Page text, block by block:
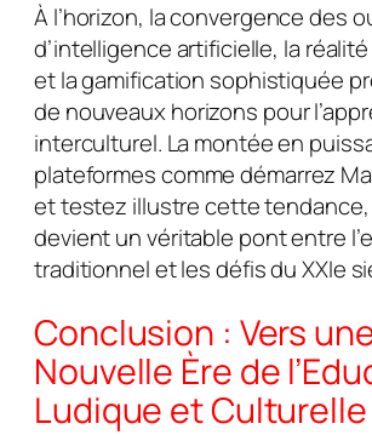
À l’horizon, la convergence des
d’intelligence artificielle, la
et la gamification sophistiquée
de nouveaux horizons pour
interculturel. La montée en
plateformes comme démarrez
et testez illustre cette tendance,
devient un véritable pont entre
traditionnel et les défis du XXIe
Conclusion : Vers
Nouvelle Ère de
Ludique et Culturelle